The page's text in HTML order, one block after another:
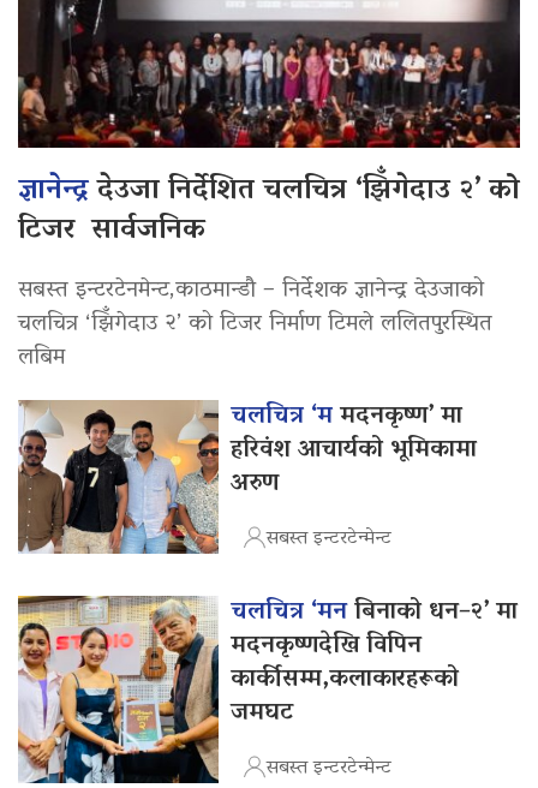
ज्ञानेन्द्रदेउजा निर्देशित चलचित्र ‘झिँगेदाउ २’ को
टिजर सार्वजनिक
सबस्त इन्टरटेनमेन्ट,काठमान्डौ – निर्देशक ज्ञानेन्द्र देउजाको
चलचित्र ‘झिँगेदाउ २’ को टिजर निर्माण टिमले ललितपुरस्थित
लबिम
चलचित्र ‘ममदनकृष्ण’ मा
हरिवंश आचार्यको भूमिकामा
अरुण
सबस्त इन्टरटेन्मेन्ट
चलचित्र ‘मनबिनाको धन–२’ मा
मदनकृष्णदेखि विपिन
कार्कीसम्म,कलाकारहरूको
जमघट
सबस्त इन्टरटेन्मेन्ट